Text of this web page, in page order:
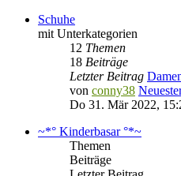
Schuhe
mit Unterkategorien
12 Themen
18 Beiträge
Letzter Beitrag
von conny38
Do 31. Mär 2022,
~*° Kinderbasar °*~
Themen
Beiträge